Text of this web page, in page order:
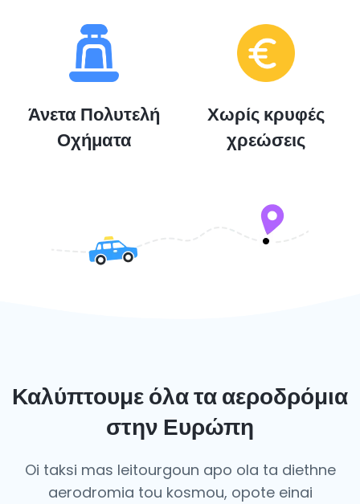
Άνετα Πολυτελή
Οχήματα
Χωρίς κρυφές
χρεώσεις
Καλύπτουμε όλα τα αεροδρόμια
στην Ευρώπη
Oi taksi mas leitourgoun apo ola ta diethne
aerodromia tou kosmou, opote einai